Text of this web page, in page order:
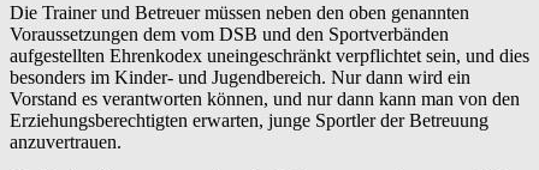
Die Trainer und Betreuer müssen neben den oben genannten
Voraussetzungen dem vom DSB und den Sportverbänden
aufgestellten Ehrenkodex uneingeschränkt verpflichtet sein, und dies
besonders im Kinder- und Jugendbereich. Nur dann wird ein
Vorstand es verantworten können, und nur dann kann man von den
Erziehungsberechtigten erwarten, junge Sportler der Betreuung
anzuvertrauen.